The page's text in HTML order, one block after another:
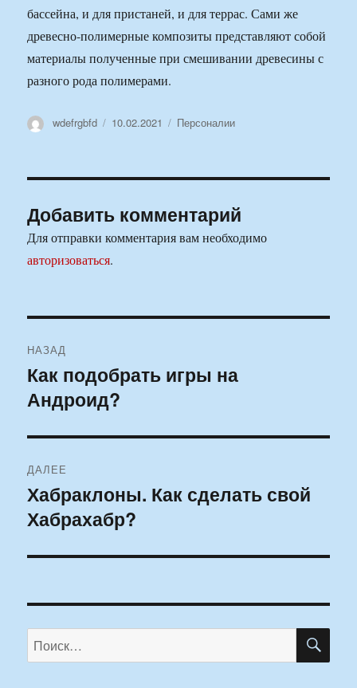
бассейна, и для пристаней, и для террас. Сами же
древесно-полимерные композиты представляют собой
материалы полученные при смешивании древесины с
разного рода полимерами.
Автор
wdefrgbfd Опубликовано
10.02.2021 Рубрики
Персоналии
Добавить комментарий
Для отправки комментария вам необходимо
авторизоваться.
по
записям
НАЗАД
Предыдущая
запись:
Как подобрать игры на
Андроид?
ДАЛЕЕ
Следующая
запись:
Хабраклоны. Как сделать свой
Хабрахабр?
Искать: